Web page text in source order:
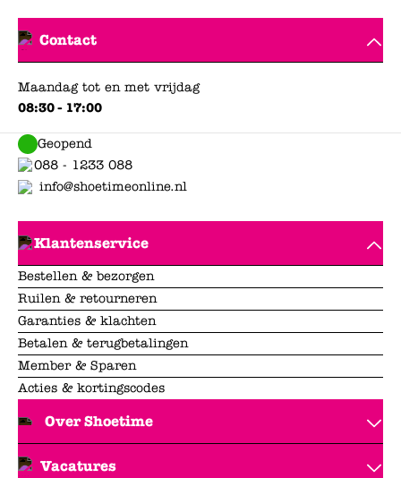
Contact
Maandag tot en met vrijdag
08:30 - 17:00
Geopend
088 - 1233 088
info@shoetimeonline.nl
Klantenservice
Bestellen & bezorgen
Ruilen & retourneren
Garanties & klachten
Betalen & terugbetalingen
Member & Sparen
Acties & kortingscodes
Over Shoetime
Vacatures